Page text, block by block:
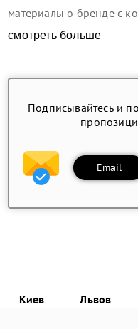
материалы о бренде с
смотреть больше
Подписывайтесь и
Email
Киев Львов